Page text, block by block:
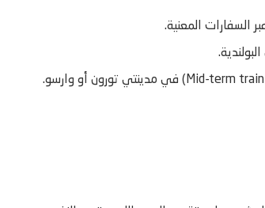
السفارات المعنية.